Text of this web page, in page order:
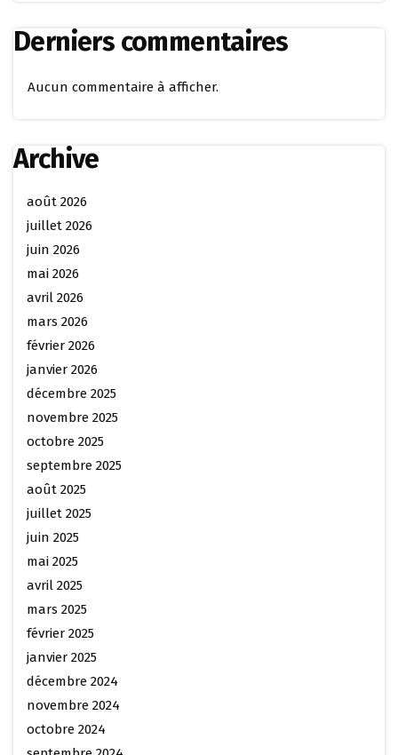
Derniers commentaires
Aucun commentaire à afficher.
Archive
août 2026
juillet 2026
juin 2026
mai 2026
avril 2026
mars 2026
février 2026
janvier 2026
décembre 2025
novembre 2025
octobre 2025
septembre 2025
août 2025
juillet 2025
juin 2025
mai 2025
avril 2025
mars 2025
février 2025
janvier 2025
décembre 2024
novembre 2024
octobre 2024